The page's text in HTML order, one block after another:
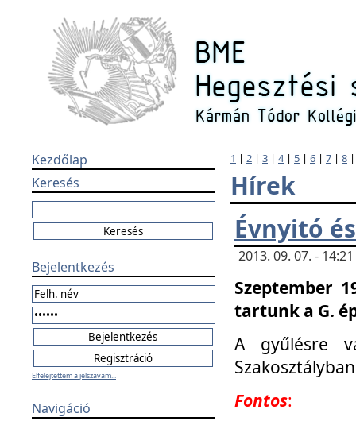
Kezdőlap
Keresés
Bejelentkezés
Elfelejtettem a jelszavam...
Navigáció
1 | 2 | 3 | 4| 5 | 6 | 7 | 8
Hírek
Évnyitó
2013. 09. 07. -
Szeptember
tartunk a G.
A gyűlésre
Fontos: